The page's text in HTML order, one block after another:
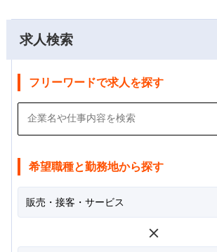
求人検索
フリーワードで求人を探す
希望職種と勤務地から探す